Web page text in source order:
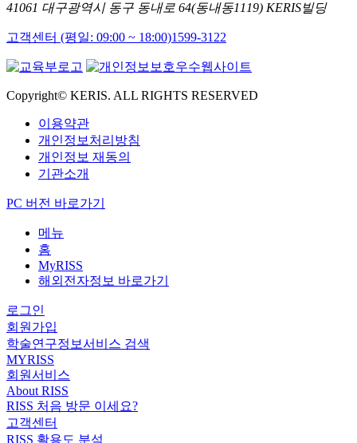
41061 대구광역시 동구 동내로 64(동내동1119) KERIS빌딩
고객센터 (평일: 09:00 ~ 18:00)1599-3122
Copyright© KERIS. ALL RIGHTS RESERVED
이용약관
개인정보처리방침
개인정보 재동의
기관소개
PC 버전 바로가기
메뉴
홈
MyRISS
해외전자정보 바로가기
로그인
회원가입
학술연구정보서비스 검색
MYRISS
회원서비스
About RISS
RISS 처음 방문 이세요?
고객센터
RISS 활용도 분석